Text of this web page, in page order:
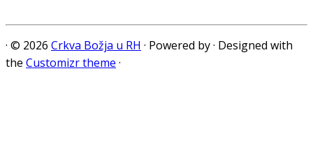
· © 2026 Crkva Božja u RH · Powered by· Designed with
the Customizr theme ·